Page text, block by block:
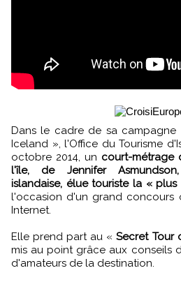
Dans le cadre de sa campagne marketing « Inspired by
Iceland », l'Office du Tourisme
octobre 2014, un court-métrage
l'île, de Jennifer
islandaise, élue touriste la «
l'occasion d'un grand concours
Internet.
Elle prend part au «Secret Tour
mis au point grâce aux conseils
d'amateurs de la destination.